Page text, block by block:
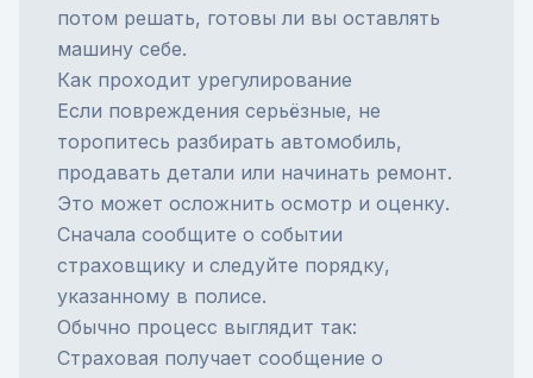
потом решать, готовы ли вы оставлять
машину себе.
Как проходит урегулирование
Если повреждения серьёзные, не
торопитесь разбирать автомобиль,
продавать детали или начинать ремонт.
Это может осложнить осмотр и оценку.
Сначала сообщите о событии
страховщику и следуйте порядку,
указанному в полисе.
Обычно процесс выглядит так:
Страховая получает сообщение о